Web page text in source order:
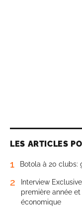
LES ARTICLES
1 Botola à 20 clubs:
2
Interview
première année
économique